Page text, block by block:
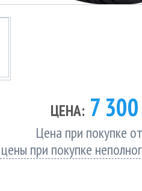
ЦЕНА: 7
Цена при покупке
цены при покупке